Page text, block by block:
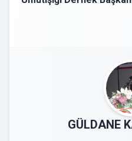
GÜLDANE